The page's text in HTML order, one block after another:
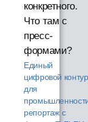
конкретного.
Что там с
пресс-
формами?
Единый
цифровой контур
для
репортаж с